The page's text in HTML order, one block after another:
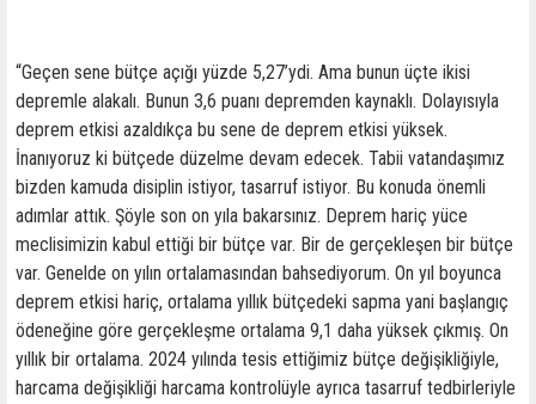
“Geçen sene bütçe açığı yüzde 5,27’ydi. Ama bunun üçte ikisi
depremle alakalı. Bunun 3,6 puanı depremden kaynaklı. Dolayısıyla
deprem etkisi azaldıkça bu sene de deprem etkisi yüksek.
İnanıyoruz ki bütçede düzelme devam edecek. Tabii vatandaşımız
bizden kamuda disiplin istiyor, tasarruf istiyor. Bu konuda önemli
adımlar attık. Şöyle son on yıla bakarsınız. Deprem hariç yüce
meclisimizin kabul ettiği bir bütçe var. Bir de gerçekleşen bir bütçe
var. Genelde on yılın ortalamasından bahsediyorum. On yıl boyunca
deprem etkisi hariç, ortalama yıllık bütçedeki sapma yani başlangıç
ödeneğine göre gerçekleşme ortalama 9,1 daha yüksek çıkmış. On
yıllık bir ortalama. 2024 yılında tesis ettiğimiz bütçe değişikliğiyle,
harcama değişikliği harcama kontrolüyle ayrıca tasarruf tedbirleriyle